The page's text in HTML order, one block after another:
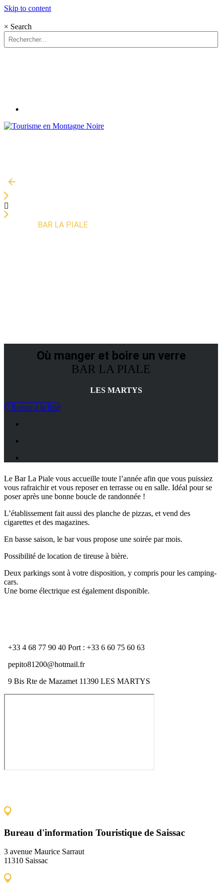
Skip to content
× Search
BAR LA PIALE
Où manger et boire un verre
BAR LA PIALE
LES MARTYS
Retour à la liste
Le Bar La Piale vous accueille toute l’année afin que vous puissiez
vous rafraichir et vous reposer en terrasse ou en salle. Idéal pour se
poser après une bonne boucle de randonnée !
L’établissement fait aussi des planche de pizzas, et vend des
cigarettes et des magazines.
En basse saison, le bar vous propose une soirée par mois.
Possibilité de location de tireuse à bière.
Deux parkings sont à votre disposition, y compris pour les camping-
cars.
Une borne électrique est également disponible.
+33 4 68 77 90 40 Port : +33 6 60 75 60 63
pepito81200@hotmail.fr
9 Bis Rte de Mazamet 11390 LES MARTYS
Bureau d'information Touristique de Saissac
3 avenue Maurice Sarraut
11310 Saissac